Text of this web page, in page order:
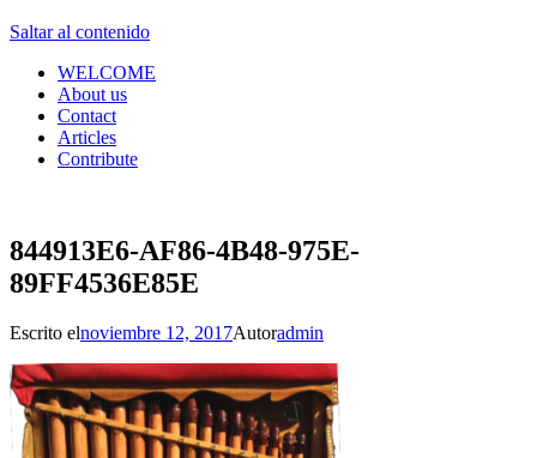
Saltar al contenido
WELCOME
About us
Contact
Articles
Contribute
844913E6-AF86-4B48-975E-
89FF4536E85E
Escrito elnoviembre 12, 2017Autoradmin